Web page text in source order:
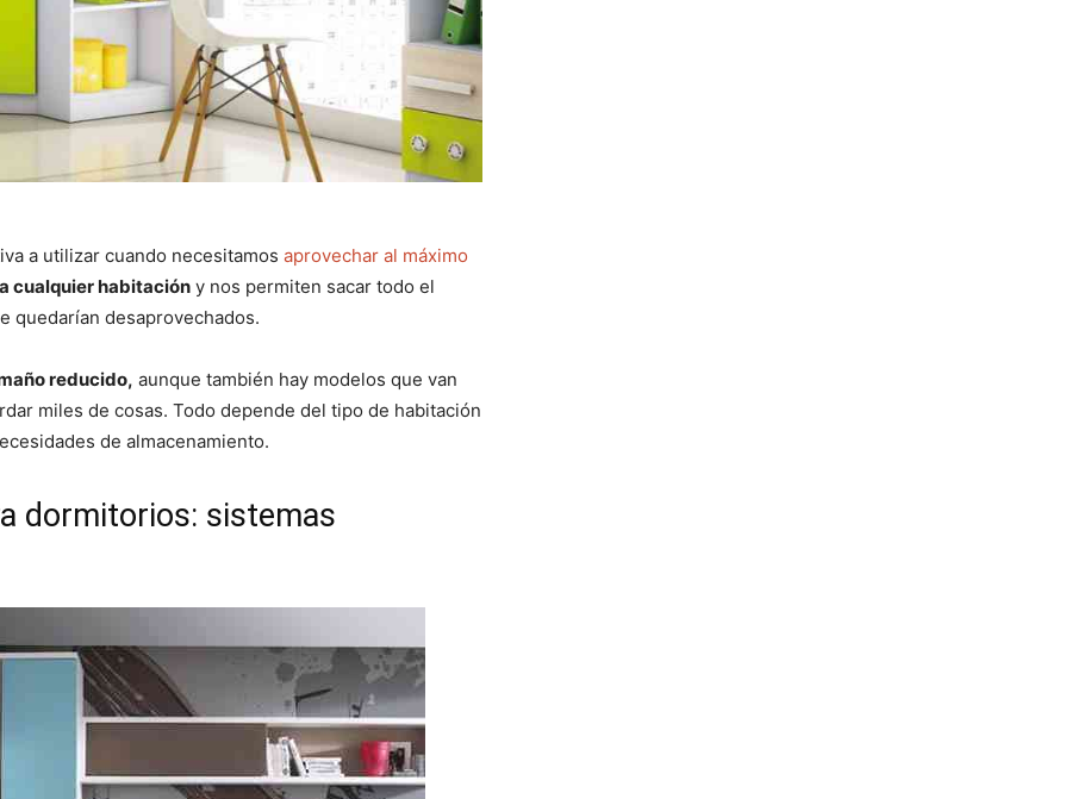
a utilizar cuando necesitamos aprovechar al máximo
cualquier habitación y nos permiten sacar todo el
quedarían desaprovechados.
reducido, aunque también hay modelos que van
miles de cosas. Todo depende del tipo de habitación
de almacenamiento.
dormitorios: sistemas